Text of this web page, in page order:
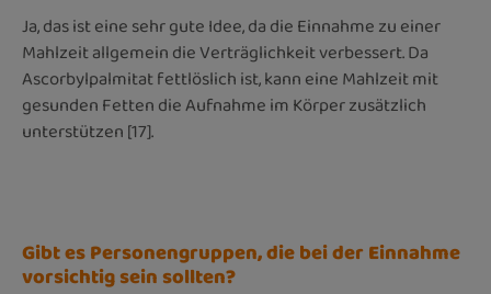
Ja, das ist eine sehr gute Idee, da die Einnahme zu einer
Mahlzeit allgemein die Verträglichkeit verbessert. Da
Ascorbylpalmitat fettlöslich ist, kann eine Mahlzeit mit
gesunden Fetten die Aufnahme im Körper zusätzlich
unterstützen [17].
Gibt es Personengruppen, die bei der Einnahme
vorsichtig sein sollten?